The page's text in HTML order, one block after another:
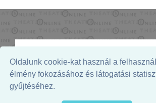
Oldalunk cookie-kat használ a
élmény fokozásához és látogatási
gyűjtéséhez.
Az oldal megjelenését támogatja: